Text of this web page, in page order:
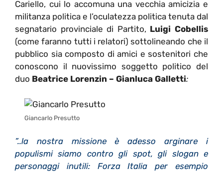
Cariello, cui lo accomuna una vecchia amicizia e
militanza politica e l’oculatezza politica tenuta dal
segnatario provinciale di Partito, Luigi Cobellis
(come faranno tutti i relatori) sottolineando che il
pubblico sia composto di amici e sostenitori che
conoscono il nuovissimo soggetto politico del
duo Beatrice Lorenzin – Gianluca Galletti:
Giancarlo Presutto
”..la nostra missione è adesso arginare i
populismi siamo contro gli spot, gli slogan e
personaggi inutili: Forza Italia per esempio